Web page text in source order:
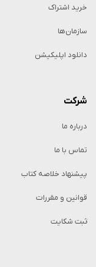
خرید اشتراک
سازمان‌ها
دانلود اپلیکیشن
شرکت
درباره ما
تماس با ما
پیشنهاد خلاصه کتاب
قوانین و مقررات
ثبت شکایت